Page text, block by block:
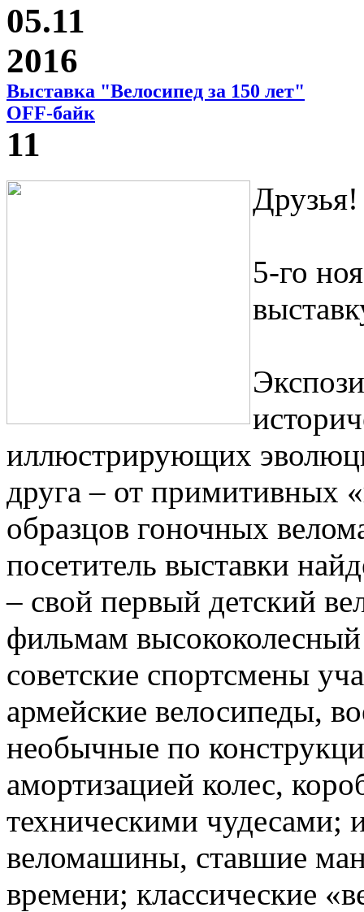
05.11
2016
Выставка "Велосипед за 150 лет"
OFF-байк
11
Друзья!
5-го
иллюстрирующих
друга – от примитивных
образцов гоночных
посетитель выставки
– свой первый детский
фильмам
советские спортсмены
армейские велосипеды,
необычные по
амортизацией колес,
техническими чудесами;
веломашины, ставшие
времени; классические